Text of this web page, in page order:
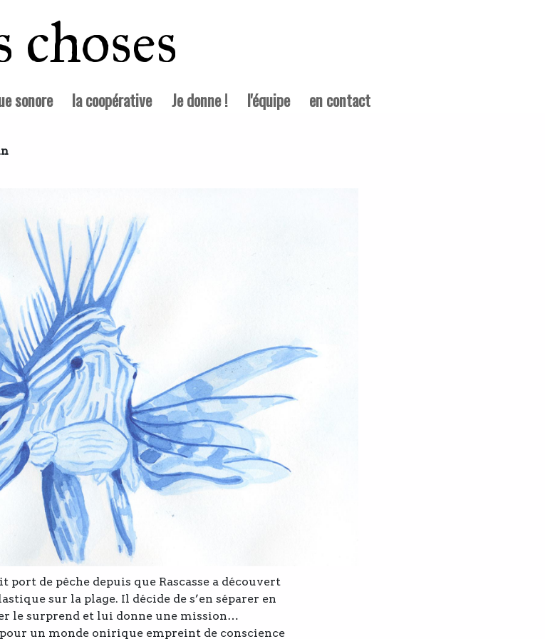
choses
sonore la coopérative Je donne ! l'équipe en contact
port de pêche depuis que Rascasse a découvert
sur la plage. Il décide de s’en séparer en
le surprend et lui donne une mission…
un monde onirique empreint de conscience